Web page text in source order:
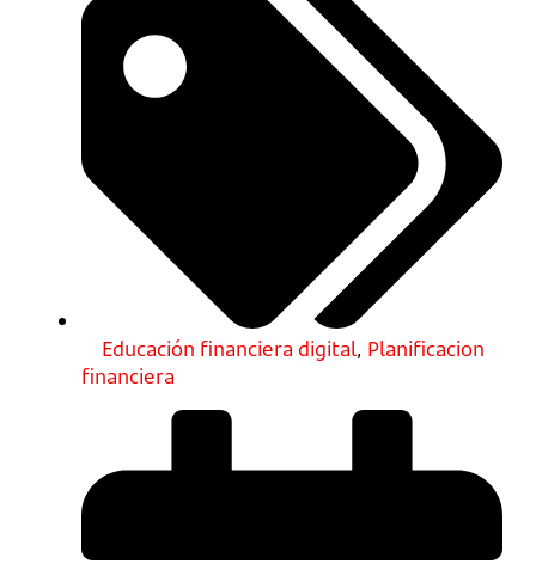
Educación financiera digital, Planificacion
financiera